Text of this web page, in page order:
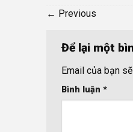
← Previous
Để lại một
Email của bạn
Bình luận *